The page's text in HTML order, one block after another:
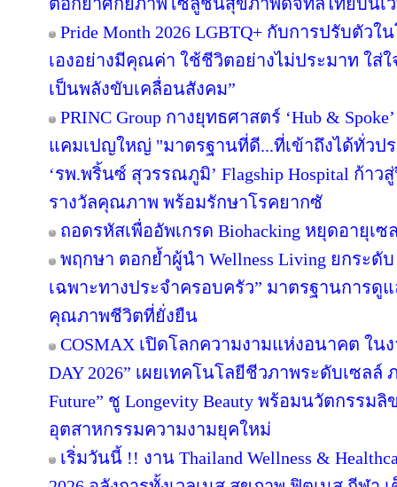
Pride Month 2026 LGBTQ+ กับการปรับตัว
เองอย่างมีคุณค่า ใช้ชีวิตอย่างไม่ประมาท ใส่
เป็นพลังขับเคลื่อนสังคม”
PRINC Group กางยุทธศาสตร์ ‘Hub &
แคมเปญใหญ่ "มาตรฐานที่ดี...ที่เข้าถึงได้ทั่วปร
‘รพ.พริ้นซ์ สุวรรณภูมิ’ Flagship Hospital ก้า
รางวัลคุณภาพ พร้อมรักษาโรคยากซั
ถอดรหัสเพื่ออัพเกรด Biohacking หยุดอายุเ
พฤกษา ตอกย้ำผู้นำ Wellness Living ยกระดั
เฉพาะทางประจำครอบครัว” มาตรฐานการดู
คุณภาพชีวิตที่ยั่งยืน
COSMAX เปิดโลกความงามแห่งอนาคต ในง
DAY 2026” เผยเทคโนโลยีชีวภาพระดับเซลล์
Future” ชู Longevity Beauty พร้อมนวัตกรรม
อุตสาหกรรมความงามยุคใหม่
เริ่มวันนี้ !! งาน Thailand Wellness &